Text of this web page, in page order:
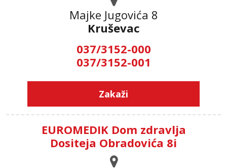
Majke Jugovića 8
Kruševac
037/3152-000
037/3152-001
Zakaži
EUROMEDIK Dom zdravlja
Dositeja Obradovića 8i